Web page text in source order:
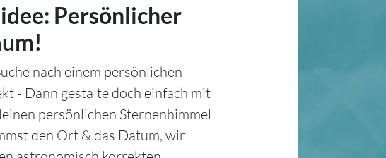
Persönlicher
nach einem persönlichen
- Dann gestalte doch einfach mit
persönlichen Sternenhimmel
den Ort & das Datum, wir